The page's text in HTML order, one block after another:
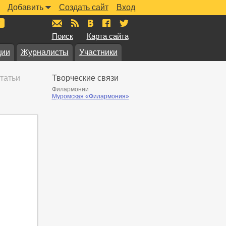
Вход
Создать сайт
Добавить
Поиск Карта сайта
Журналисты Участники
Творческие связи
Филармонии
Муромская «Филармония»